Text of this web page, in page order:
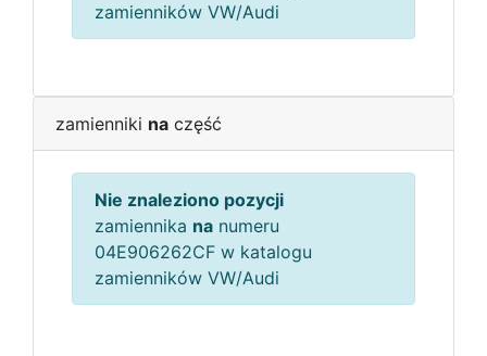
zamienników VW/Audi
zamienniki na część
Nie znaleziono pozycji
zamiennika na numeru
04E906262CF w katalogu
zamienników VW/Audi